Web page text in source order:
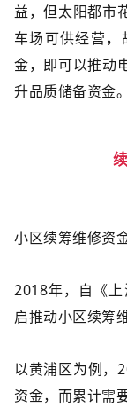
益，但太阳都市
车场可供经营，
金，即可以推动
升品质储备资金。
小区续筹维修资金
2018年，自《
启推动小区续筹
以黄浦区为例，
资金，而累计需